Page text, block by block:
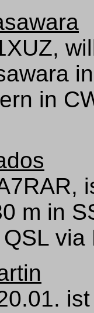
in
m in
via